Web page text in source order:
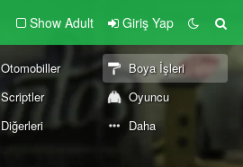
Show Adult Giriş Yap
Otomobiller
Boya İşleri
Scriptler
Oyuncu
Diğerleri Daha